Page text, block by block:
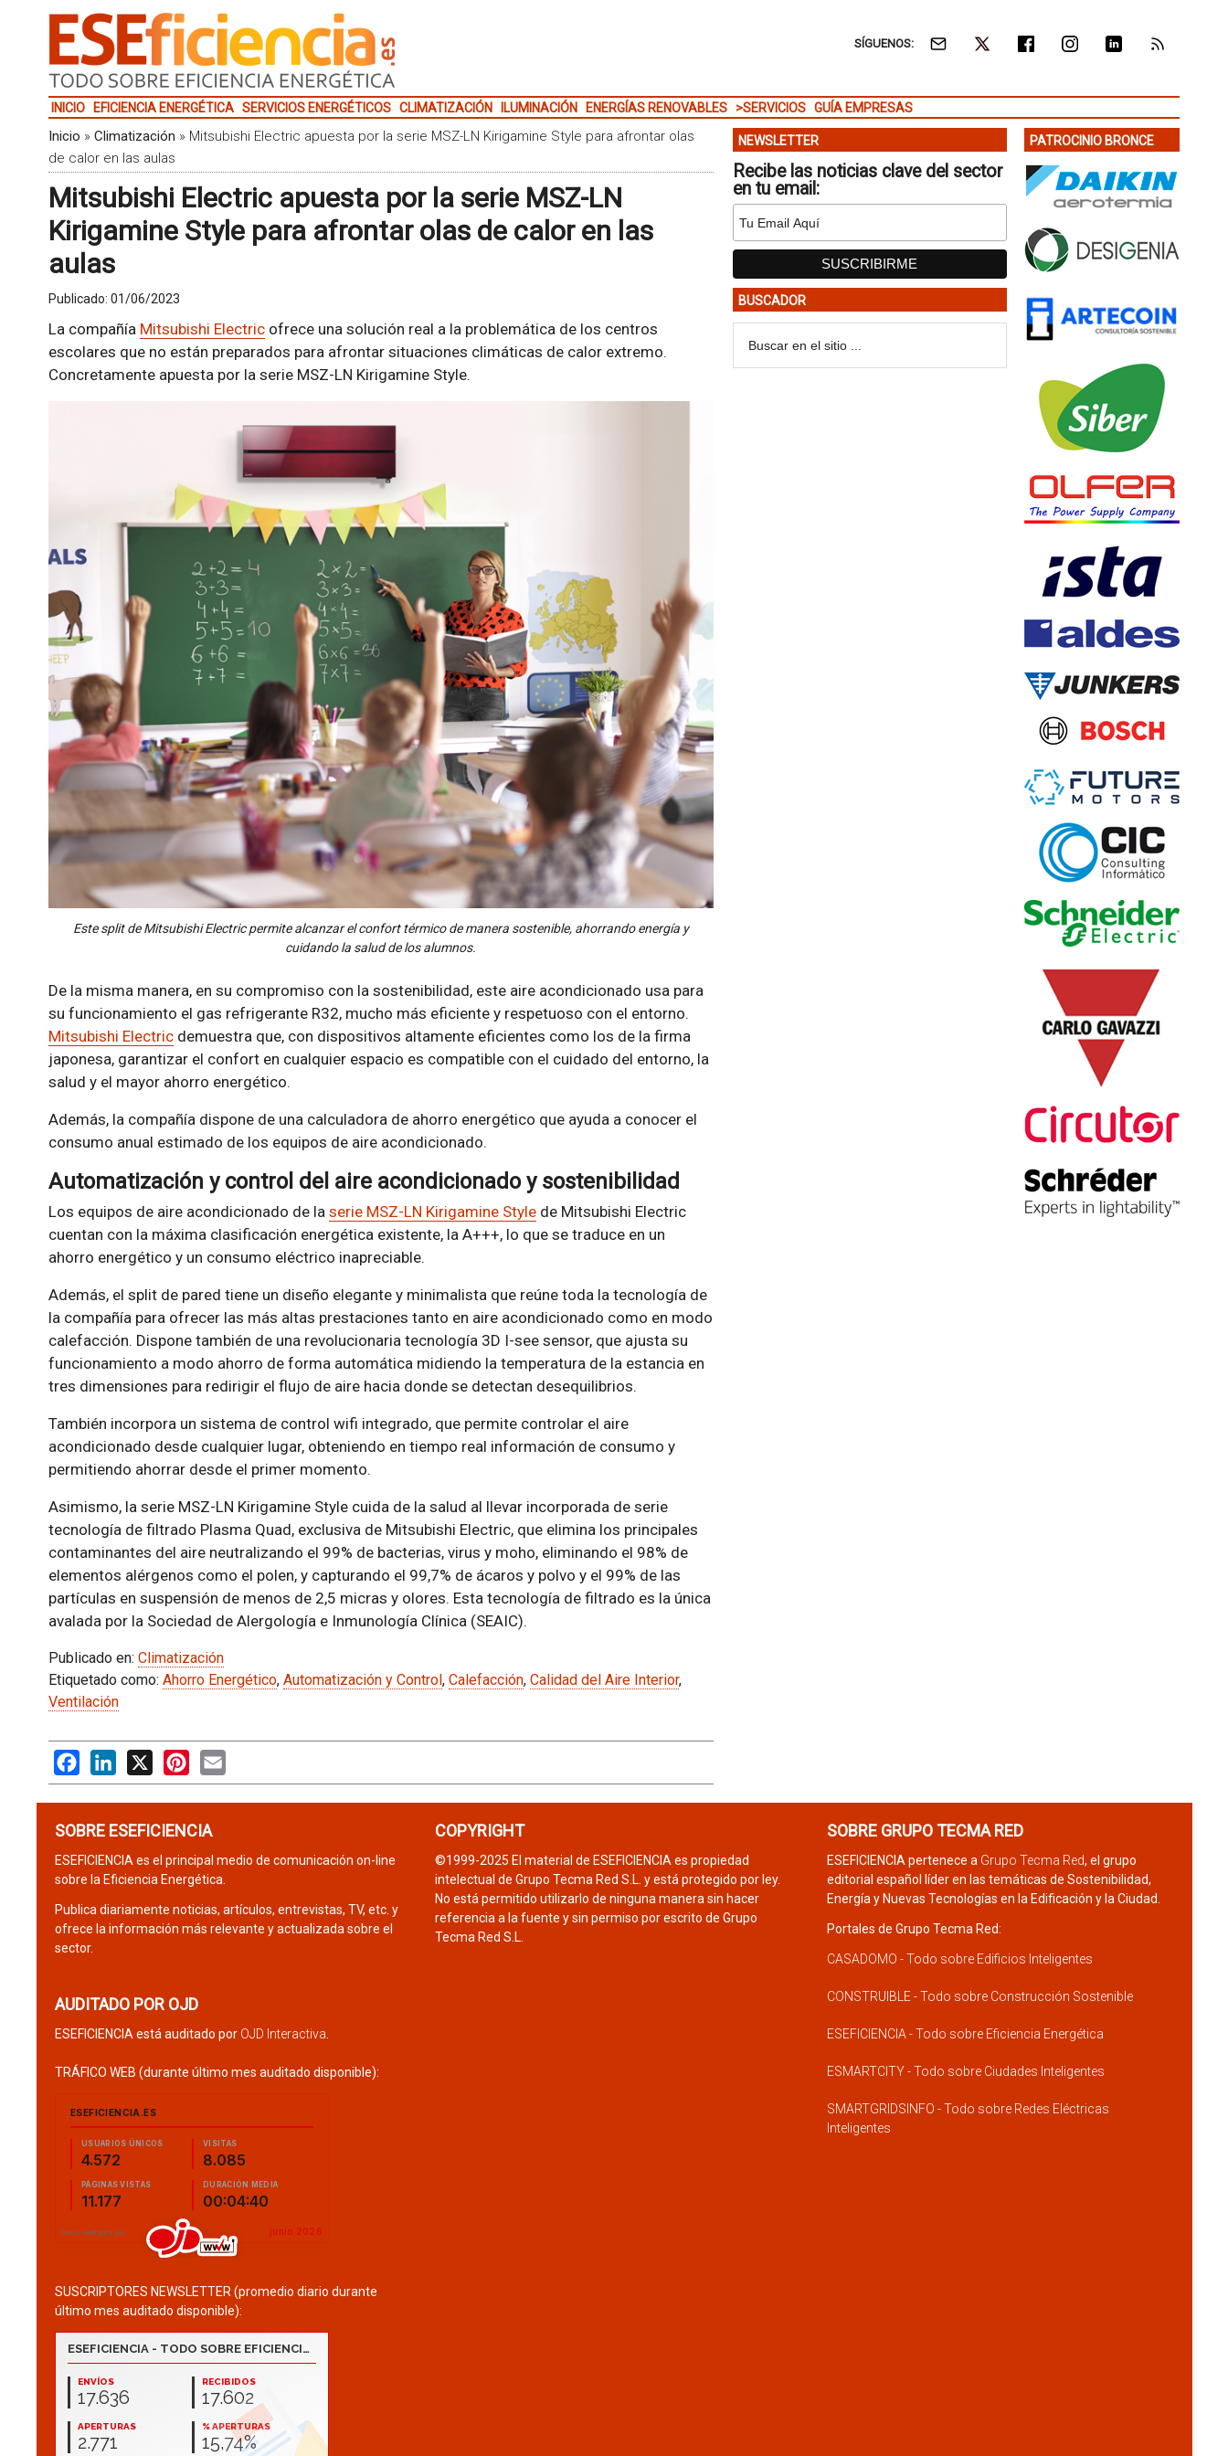
SÍGUENOS:
INICIO EFICIENCIA ENERGÉTICA SERVICIOS ENERGÉTICOS CLIMATIZACIÓN ILUMINACIÓN ENERGÍAS RENOVABLES >SERVICIOS GUÍA EMPRESAS
Inicio » Climatización » Mitsubishi Electric apuesta por la serie MSZ-LN Kirigamine Style para afrontar olas
de calor en las aulas
Mitsubishi Electric apuesta por la serie MSZ-LN
Kirigamine Style para afrontar olas de calor en las
aulas
Publicado: 01/06/2023
La compañía Mitsubishi Electricofrece una solución real a la problemática de los centros
escolares que no están preparados para afrontar situaciones climáticas de calor extremo.
Concretamente apuesta por la serie MSZ-LN Kirigamine Style.
Este split de Mitsubishi Electric permite alcanzar el confort térmico de manera sostenible, ahorrando energía y
cuidando la salud de los alumnos.
De la misma manera, en su compromiso con la sostenibilidad, este aire acondicionado usa para
su funcionamiento el gas refrigerante R32, mucho más eficiente y respetuoso con el entorno.
Mitsubishi Electricdemuestra que, con dispositivos altamente eficientes como los de la firma
japonesa, garantizar el confort en cualquier espacio es compatible con el cuidado del entorno, la
salud y el mayor ahorro energético.
Además, la compañía dispone de una calculadora de ahorro energético que ayuda a conocer el
consumo anual estimado de los equipos de aire acondicionado.
Automatización y control del aire acondicionado y sostenibilidad
Los equipos de aire acondicionado de la serie MSZ-LN Kirigamine Stylede Mitsubishi Electric
cuentan con la máxima clasificación energética existente, la A+++, lo que se traduce en un
ahorro energético y un consumo eléctrico inapreciable.
Además, el split de pared tiene un diseño elegante y minimalista que reúne toda la tecnología de
la compañía para ofrecer las más altas prestaciones tanto en aire acondicionado como en modo
calefacción. Dispone también de una revolucionaria tecnología 3D I-see sensor, que ajusta su
funcionamiento a modo ahorro de forma automática midiendo la temperatura de la estancia en
tres dimensiones para redirigir el flujo de aire hacia donde se detectan desequilibrios.
También incorpora un sistema de control wifi integrado, que permite controlar el aire
acondicionado desde cualquier lugar, obteniendo en tiempo real información de consumo y
permitiendo ahorrar desde el primer momento.
Asimismo, la serie MSZ-LN Kirigamine Style cuida de la salud al llevar incorporada de serie
tecnología de filtrado Plasma Quad, exclusiva de Mitsubishi Electric, que elimina los principales
contaminantes del aire neutralizando el 99% de bacterias, virus y moho, eliminando el 98% de
elementos alérgenos como el polen, y capturando el 99,7% de ácaros y polvo y el 99% de las
partículas en suspensión de menos de 2,5 micras y olores. Esta tecnología de filtrado es la única
avalada por la Sociedad de Alergología e Inmunología Clínica (SEAIC).
Publicado en: Climatización
Etiquetado como: Ahorro Energético, Automatización y Control, Calefacción, Calidad del Aire Interior,
Ventilación
FacebookLinkedIn
X PinterestEmail
NEWSLETTER
Recibe las noticias clave del sector
en tu email:
BUSCADOR
PATROCINIO BRONCE
SOBRE ESEFICIENCIA
ESEFICIENCIA es el principal medio de comunicación on-line
sobre la Eficiencia Energética.
Publica diariamente noticias, artículos, entrevistas, TV, etc. y
ofrece la información más relevante y actualizada sobre el
sector.
AUDITADO POR OJD
ESEFICIENCIA está auditado por OJD Interactiva
TRÁFICO WEB (durante último mes auditado disponible):
SUSCRIPTORES NEWSLETTER (promedio diario durante
último mes auditado disponible):
COPYRIGHT
©1999-2025 El material de ESEFICIENCIA es propiedad
intelectual de Grupo Tecma Red S.L. y está protegido por ley.
No está permitido utilizarlo de ninguna manera sin hacer
referencia a la fuente y sin permiso por escrito de Grupo
Tecma Red S.L.
SOBRE GRUPO TECMA RED
ESEFICIENCIA pertenece a Grupo Tecma Red, el grupo
editorial español líder en las temáticas de Sostenibilidad,
Energía y Nuevas Tecnologías en la Edificación y la Ciudad.
Portales de Grupo Tecma Red:
CASADOMO - Todo sobre Edificios Inteligentes
CONSTRUIBLE - Todo sobre Construcción Sostenible
ESEFICIENCIA - Todo sobre Eficiencia Energética
ESMARTCITY - Todo sobre Ciudades Inteligentes
SMARTGRIDSINFO - Todo sobre Redes Eléctricas
Inteligentes